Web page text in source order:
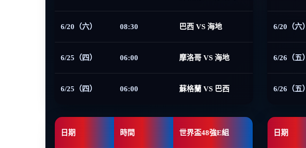
6/20（六） 08:30 巴西 VS 海地
6/25（四） 06:00 摩洛哥 VS 海地
6/25（四） 06:00 蘇格蘭 VS 巴西
6/20（六）
6/26（五）
6/26（五）
日期 時間 世界盃48強E組 日期